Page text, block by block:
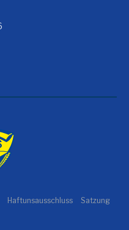
Haftunsausschluss Satzung